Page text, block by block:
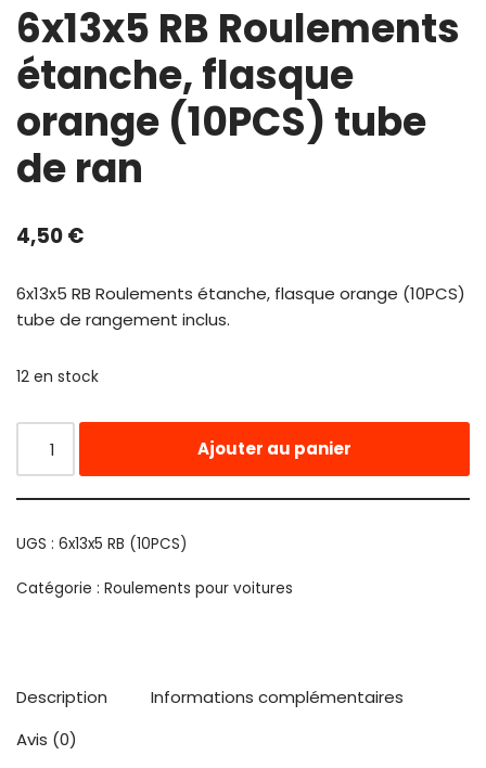
6x13x5 RB Roulements
étanche, flasque
orange (10PCS) tube
de ran
4,50€
6x13x5 RB Roulements étanche, flasque orange (10PCS)
tube de rangement inclus.
12 en stock
Ajouter au panier
UGS : 6x13x5 RB (10PCS)
Catégorie : Roulements pour voitures
Description
Informations complémentaires
Avis (0)